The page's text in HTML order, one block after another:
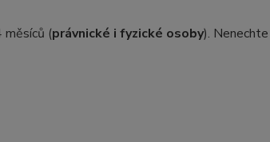
měsíců (právnické i fyzické osoby).